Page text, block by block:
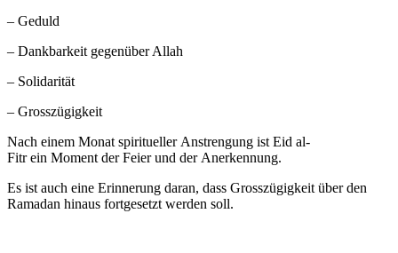
– Geduld
– Dankbarkeit gegenüber Allah
– Solidarität
– Grosszügigkeit
Nach einem Monat spiritueller Anstrengung ist Eid al-
Fitr ein Moment der Feier und der Anerkennung.
Es ist auch eine Erinnerung daran, dass Grosszügigkeit über den
Ramadan hinaus fortgesetzt werden soll.